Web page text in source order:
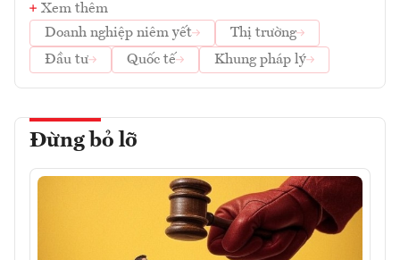
Xem thêm
Doanh nghiệp niêm yết
Thị trường
Đầu tư
Quốc tế Khung pháp lý
Đừng bỏ lỡ